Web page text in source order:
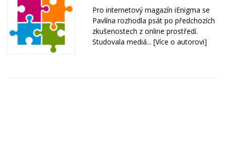
Pro internetový magazín iEnigma se
Pavlína rozhodla psát po předchozích
zkušenostech z online prostředí.
Studovala mediá... [Více o autorovi]